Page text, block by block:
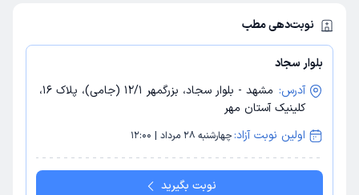
نوبت‌دهی مطب
بلوار سجاد
آدرس:
مشهد - بلوار سجاد، بزرگمهر 12/1 (جامی)، پلاک 16،
کلینیک آستان مهر
اولین نوبت آزاد: چهارشنبه 28 مرداد | 12:00
نوبت بگیرید